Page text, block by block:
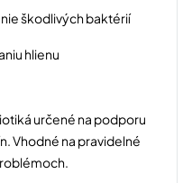
škodlivých baktérií
hlienu
určené na podporu
Vhodné na pravidelné